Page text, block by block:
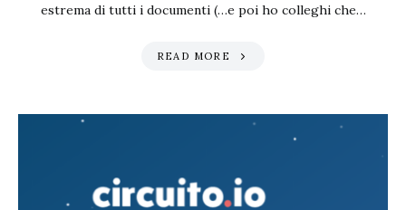
estrema di tutti i documenti (…e poi ho colleghi che…
READ MORE